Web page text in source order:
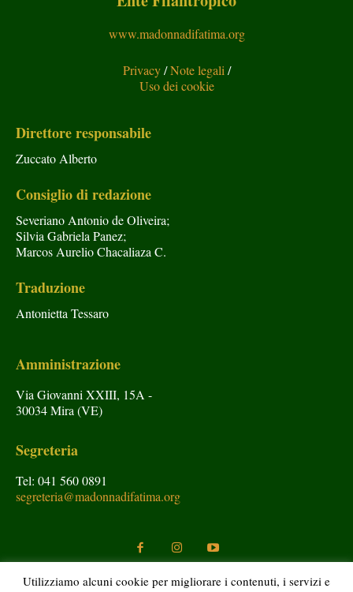
www.madonnadifatima.org
Privacy/Note legali/
Uso dei cookie
Direttore responsabile
Zuccato Alberto
Consiglio di redazione
Severiano Antonio de Oliveira;
Silvia Gabriela Panez;
Marcos Aurelio Chacaliaza C.
Traduzione
Antonietta Tessaro
Amministrazione
Via Giovanni XXIII, 15A -
30034 Mira (VE)
Segreteria
Tel: 041 560 0891
segreteria@madonnadifatima.org
Utilizziamo alcuni cookie per migliorare i contenuti, i servizi e